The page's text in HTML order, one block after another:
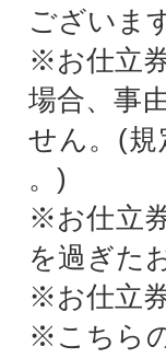
ございま
※お仕立
場合、事
せん。(
。)
※お仕立
を過ぎた
※お仕立
※こちら